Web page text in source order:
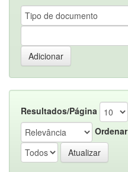
Resultados/Página
Ordenar